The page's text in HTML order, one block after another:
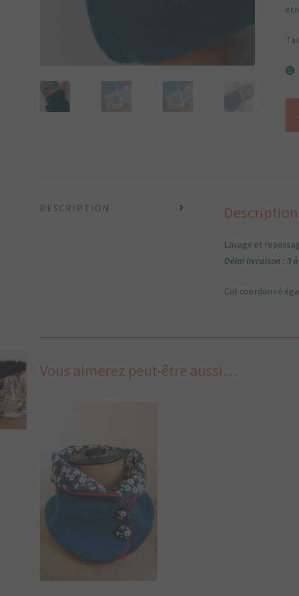
DESCRIPTION Description
Lavage et
Délai livraison : 3
Col coordonné
Vous aimerez peut-être aussi…
35,00€